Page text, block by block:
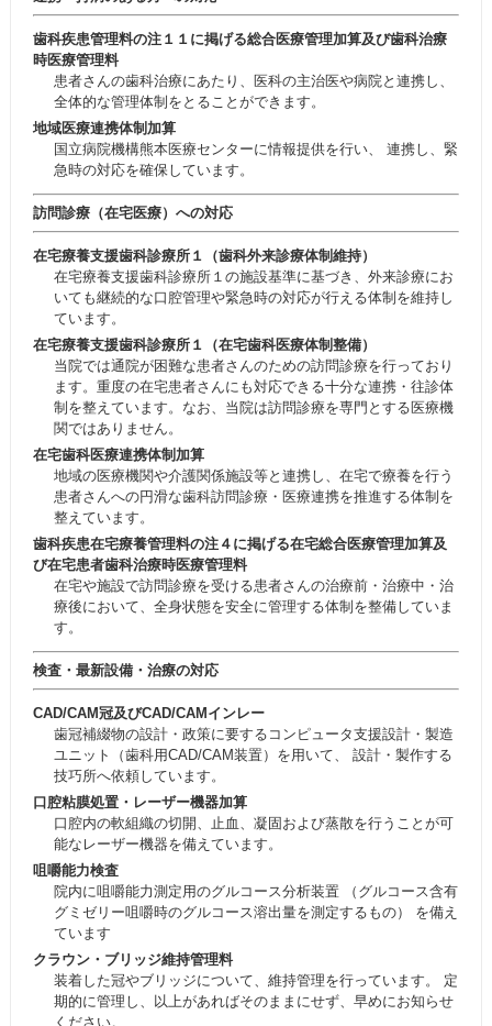
歯科疾患管理料の注１１に掲げる総合医療管理加算及び歯科治療
時医療管理料
患者さんの歯科治療にあたり、医科の主治医や病院と連携し、
全体的な管理体制をとることができます。
地域医療連携体制加算
国立病院機構熊本医療センターに情報提供を行い、 連携し、緊
急時の対応を確保しています。
訪問診療（在宅医療）への対応
在宅療養支援歯科診療所１（歯科外来診療体制維持）
在宅療養支援歯科診療所１の施設基準に基づき、外来診療にお
いても継続的な口腔管理や緊急時の対応が行える体制を維持し
ています。
在宅療養支援歯科診療所１（在宅歯科医療体制整備）
当院では通院が困難な患者さんのための訪問診療を行っており
ます。重度の在宅患者さんにも対応できる十分な連携・往診体
制を整えています。なお、当院は訪問診療を専門とする医療機
関ではありません。
在宅歯科医療連携体制加算
地域の医療機関や介護関係施設等と連携し、在宅で療養を行う
患者さんへの円滑な歯科訪問診療・医療連携を推進する体制を
整えています。
歯科疾患在宅療養管理料の注４に掲げる在宅総合医療管理加算及
び在宅患者歯科治療時医療管理料
在宅や施設で訪問診療を受ける患者さんの治療前・治療中・治
療後において、全身状態を安全に管理する体制を整備していま
す。
検査・最新設備・治療の対応
CAD/CAM冠及びCAD/CAMインレー
歯冠補綴物の設計・政策に要するコンピュータ支援設計・製造
ユニット（歯科用CAD/CAM装置）を用いて、 設計・製作する
技巧所へ依頼しています。
口腔粘膜処置・レーザー機器加算
口腔内の軟組織の切開、止血、凝固および蒸散を行うことが可
能なレーザー機器を備えています。
咀嚼能力検査
院内に咀嚼能力測定用のグルコース分析装置 （グルコース含有
グミゼリー咀嚼時のグルコース溶出量を測定するもの） を備え
ています
クラウン・ブリッジ維持管理料
装着した冠やブリッジについて、維持管理を行っています。 定
期的に管理し、以上があればそのままにせず、早めにお知らせ
ください。